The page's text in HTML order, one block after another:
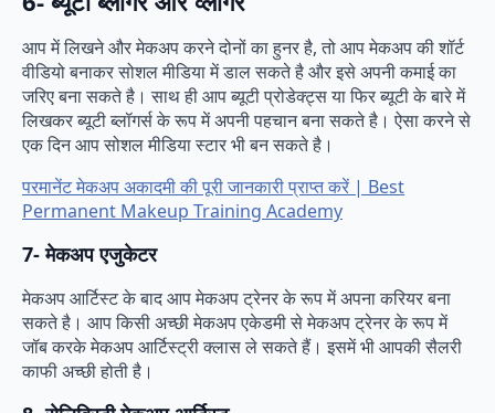
आप में लिखने और मेकअप करने दोनों का हुनर है, तो आप मेकअप की शॉर्ट
वीडियो बनाकर सोशल मीडिया में डाल सकते है और इसे अपनी कमाई का
जरिए बना सकते है। साथ ही आप ब्यूटी प्रोडेक्ट्स या फिर ब्यूटी के बारे में
लिखकर ब्यूटी ब्लॉगर्स के रूप में अपनी पहचान बना सकते है। ऐसा करने से
एक दिन आप सोशल मीडिया स्टार भी बन सकते है।
परमानेंट मेकअप अकादमी की पूरी जानकारी प्राप्त करें | Best
Permanent Makeup Training Academy
7- मेकअप एजुकेटर
मेकअप आर्टिस्ट के बाद आप मेकअप ट्रेनर के रूप में अपना करियर बना
सकते है। आप किसी अच्छी मेकअप एकेडमी से मेकअप ट्रेनर के रूप में
जॉब करके मेकअप आर्टिस्ट्री क्लास ले सकते हैं। इसमें भी आपकी सैलरी
काफी अच्छी होती है।